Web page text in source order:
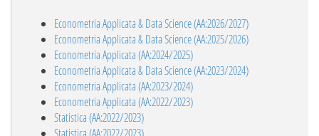
Econometria Applicata & Data Science (AA:2026/2027)
Econometria Applicata & Data Science (AA:2025/2026)
Econometria Applicata (AA:2024/2025)
Econometria Applicata & Data Science (AA:2023/2024)
Econometria Applicata (AA:2023/2024)
Econometria Applicata (AA:2022/2023)
Statistica (AA:2022/2023)
Statistica (AA:2022/2023)